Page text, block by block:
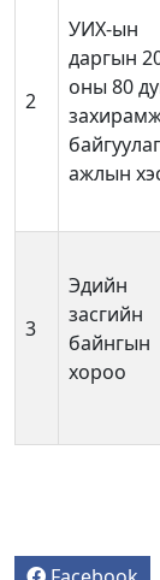
2
УИХ-ын
даргын
оны 80
ажлын
3
Эдийн
засгийн
байнгын
хороо